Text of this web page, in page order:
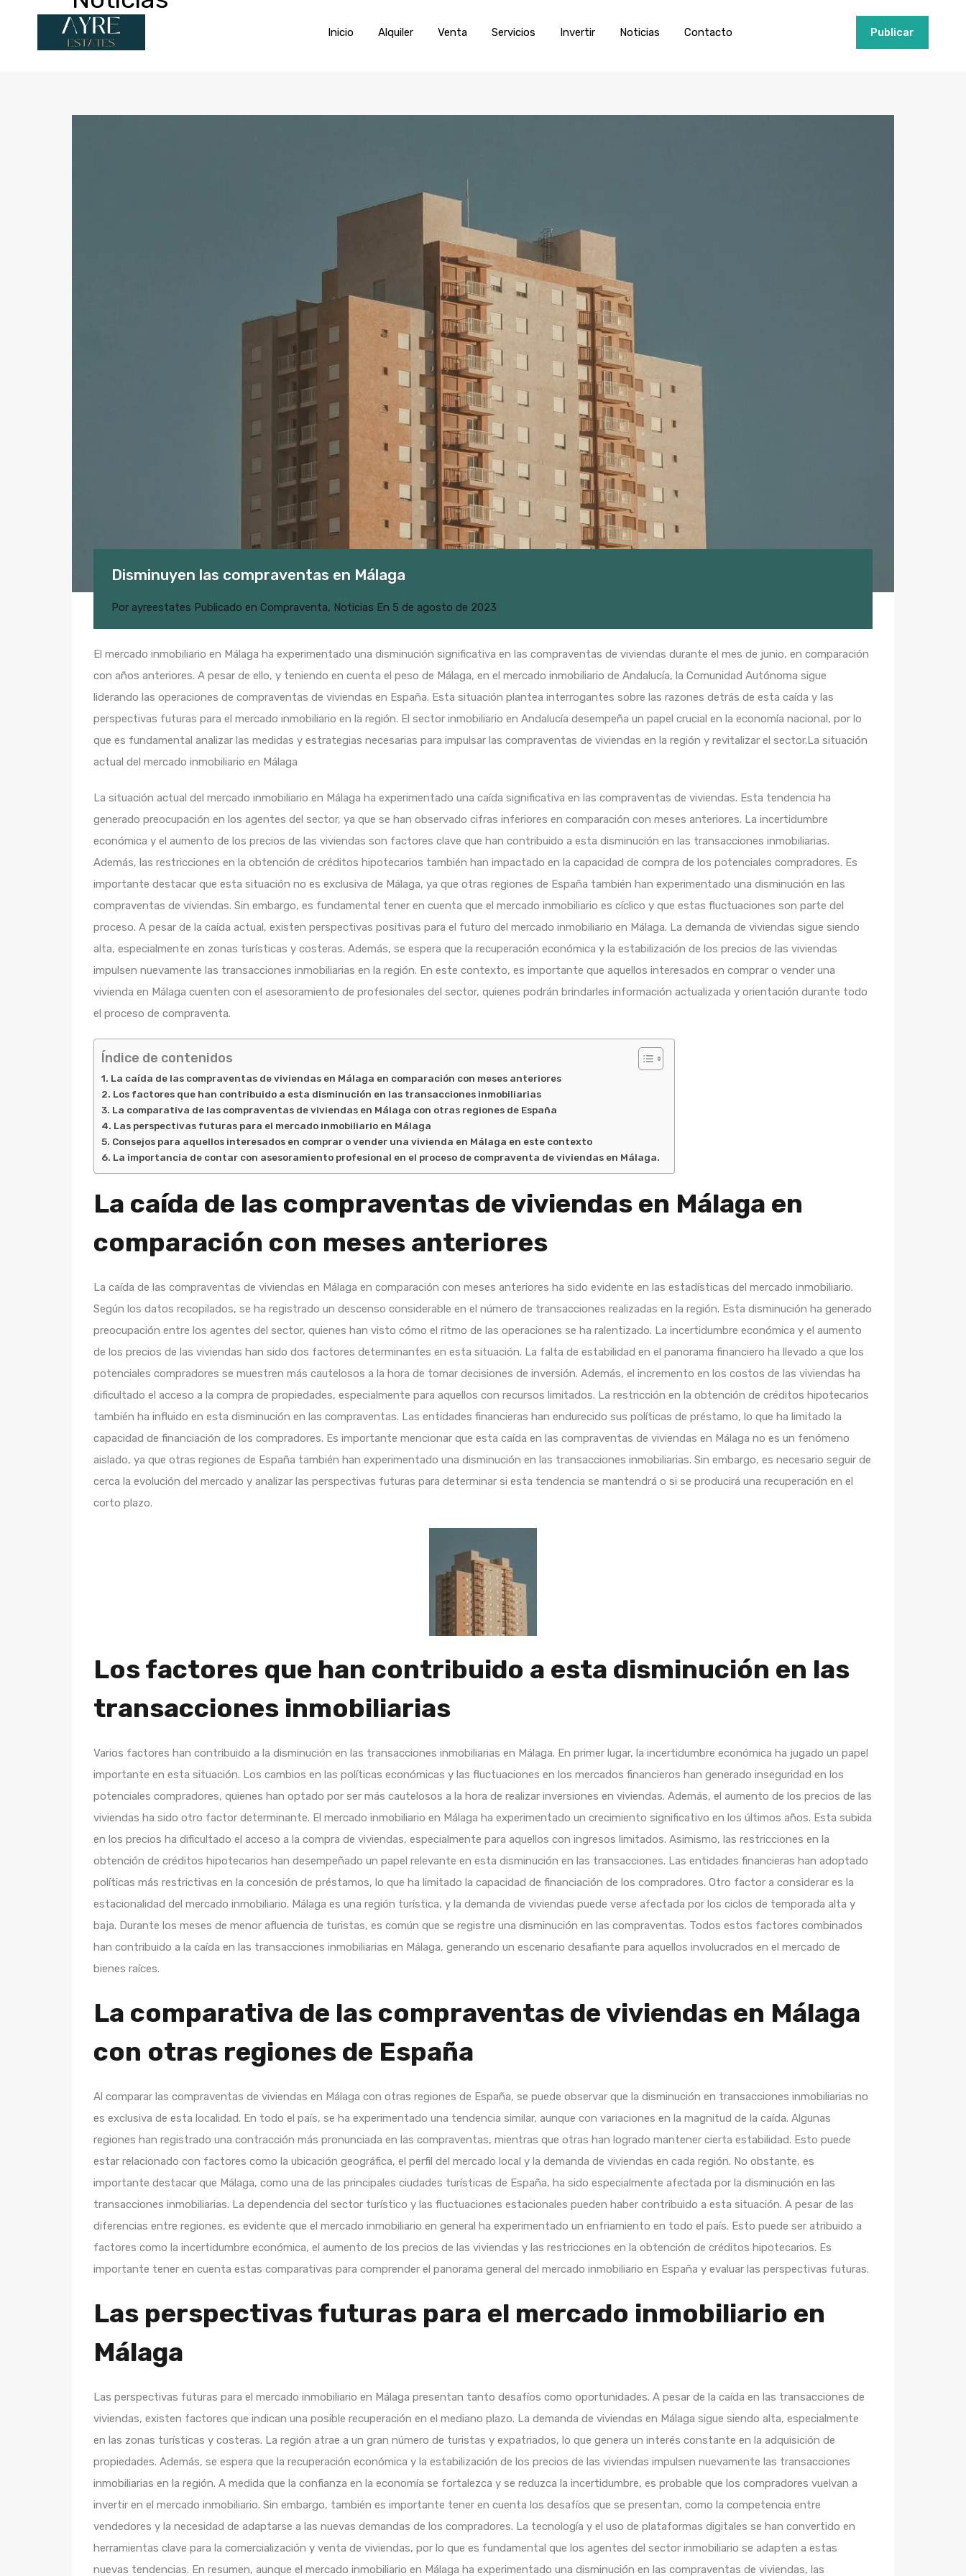
Inicio Alquiler Venta Servicios Invertir Publicar
Inicio Alquiler Venta Servicios Invertir Noticias Contacto Publicar
Disminuyen las compraventas en Málaga
Por ayreestates Publicado en Compraventa, Noticias En 5 de agosto de 2023
El mercado inmobiliario en Málaga ha experimentado una disminución significativa en las compraventas de viviendas durante el mes de junio, en comparación
con años anteriores. A pesar de ello, y teniendo en cuenta el peso de Málaga, en el mercado inmobiliario de Andalucía, la Comunidad Autónoma sigue
liderando las operaciones de compraventas de viviendas en España. Esta situación plantea interrogantes sobre las razones detrás de esta caída y las
perspectivas futuras para el mercado inmobiliario en la región. El sector inmobiliario en Andalucía desempeña un papel crucial en la economía nacional, por lo
que es fundamental analizar las medidas y estrategias necesarias para impulsar las compraventas de viviendas en la región y revitalizar el sector.La situación
actual del mercado inmobiliario en Málaga
La situación actual del mercado inmobiliario en Málaga ha experimentado una caída significativa en las compraventas de viviendas. Esta tendencia ha
generado preocupación en los agentes del sector, ya que se han observado cifras inferiores en comparación con meses anteriores. La incertidumbre
económica y el aumento de los precios de las viviendas son factores clave que han contribuido a esta disminución en las transacciones inmobiliarias.
Además, las restricciones en la obtención de créditos hipotecarios también han impactado en la capacidad de compra de los potenciales compradores. Es
importante destacar que esta situación no es exclusiva de Málaga, ya que otras regiones de España también han experimentado una disminución en las
compraventas de viviendas. Sin embargo, es fundamental tener en cuenta que el mercado inmobiliario es cíclico y que estas fluctuaciones son parte del
proceso. A pesar de la caída actual, existen perspectivas positivas para el futuro del mercado inmobiliario en Málaga. La demanda de viviendas sigue siendo
alta, especialmente en zonas turísticas y costeras. Además, se espera que la recuperación económica y la estabilización de los precios de las viviendas
impulsen nuevamente las transacciones inmobiliarias en la región. En este contexto, es importante que aquellos interesados en comprar o vender una
vivienda en Málaga cuenten con el asesoramiento de profesionales del sector, quienes podrán brindarles información actualizada y orientación durante todo
el proceso de compraventa.
Índice de contenidos
La caída de las compraventas de viviendas en Málaga en comparación con meses anteriores
Los factores que han contribuido a esta disminución en las transacciones inmobiliarias
La comparativa de las compraventas de viviendas en Málaga con otras regiones de España
Las perspectivas futuras para el mercado inmobiliario en Málaga
Consejos para aquellos interesados en comprar o vender una vivienda en Málaga en este contexto
La importancia de contar con asesoramiento profesional en el proceso de compraventa de viviendas en Málaga.
La caída de las compraventas de viviendas en Málaga en
comparación con meses anteriores
La caída de las compraventas de viviendas en Málaga en comparación con meses anteriores ha sido evidente en las estadísticas del mercado inmobiliario.
Según los datos recopilados, se ha registrado un descenso considerable en el número de transacciones realizadas en la región. Esta disminución ha generado
preocupación entre los agentes del sector, quienes han visto cómo el ritmo de las operaciones se ha ralentizado. La incertidumbre económica y el aumento
de los precios de las viviendas han sido dos factores determinantes en esta situación. La falta de estabilidad en el panorama financiero ha llevado a que los
potenciales compradores se muestren más cautelosos a la hora de tomar decisiones de inversión. Además, el incremento en los costos de las viviendas ha
dificultado el acceso a la compra de propiedades, especialmente para aquellos con recursos limitados. La restricción en la obtención de créditos hipotecarios
también ha influido en esta disminución en las compraventas. Las entidades financieras han endurecido sus políticas de préstamo, lo que ha limitado la
capacidad de financiación de los compradores. Es importante mencionar que esta caída en las compraventas de viviendas en Málaga no es un fenómeno
aislado, ya que otras regiones de España también han experimentado una disminución en las transacciones inmobiliarias. Sin embargo, es necesario seguir de
cerca la evolución del mercado y analizar las perspectivas futuras para determinar si esta tendencia se mantendrá o si se producirá una recuperación en el
corto plazo.
Los factores que han contribuido a esta disminución en las
transacciones inmobiliarias
Varios factores han contribuido a la disminución en las transacciones inmobiliarias en Málaga. En primer lugar, la incertidumbre económica ha jugado un papel
importante en esta situación. Los cambios en las políticas económicas y las fluctuaciones en los mercados financieros han generado inseguridad en los
potenciales compradores, quienes han optado por ser más cautelosos a la hora de realizar inversiones en viviendas. Además, el aumento de los precios de las
viviendas ha sido otro factor determinante. El mercado inmobiliario en Málaga ha experimentado un crecimiento significativo en los últimos años. Esta subida
en los precios ha dificultado el acceso a la compra de viviendas, especialmente para aquellos con ingresos limitados. Asimismo, las restricciones en la
obtención de créditos hipotecarios han desempeñado un papel relevante en esta disminución en las transacciones. Las entidades financieras han adoptado
políticas más restrictivas en la concesión de préstamos, lo que ha limitado la capacidad de financiación de los compradores. Otro factor a considerar es la
estacionalidad del mercado inmobiliario. Málaga es una región turística, y la demanda de viviendas puede verse afectada por los ciclos de temporada alta y
baja. Durante los meses de menor afluencia de turistas, es común que se registre una disminución en las compraventas. Todos estos factores combinados
han contribuido a la caída en las transacciones inmobiliarias en Málaga, generando un escenario desafiante para aquellos involucrados en el mercado de
bienes raíces.
La comparativa de las compraventas de viviendas en Málaga
con otras regiones de España
Al comparar las compraventas de viviendas en Málaga con otras regiones de España, se puede observar que la disminución en transacciones inmobiliarias no
es exclusiva de esta localidad. En todo el país, se ha experimentado una tendencia similar, aunque con variaciones en la magnitud de la caída. Algunas
regiones han registrado una contracción más pronunciada en las compraventas, mientras que otras han logrado mantener cierta estabilidad. Esto puede
estar relacionado con factores como la ubicación geográfica, el perfil del mercado local y la demanda de viviendas en cada región. No obstante, es
importante destacar que Málaga, como una de las principales ciudades turísticas de España, ha sido especialmente afectada por la disminución en las
transacciones inmobiliarias. La dependencia del sector turístico y las fluctuaciones estacionales pueden haber contribuido a esta situación. A pesar de las
diferencias entre regiones, es evidente que el mercado inmobiliario en general ha experimentado un enfriamiento en todo el país. Esto puede ser atribuido a
factores como la incertidumbre económica, el aumento de los precios de las viviendas y las restricciones en la obtención de créditos hipotecarios. Es
importante tener en cuenta estas comparativas para comprender el panorama general del mercado inmobiliario en España y evaluar las perspectivas futuras.
Las perspectivas futuras para el mercado inmobiliario en
Málaga
Las perspectivas futuras para el mercado inmobiliario en Málaga presentan tanto desafíos como oportunidades. A pesar de la caída en las transacciones de
viviendas, existen factores que indican una posible recuperación en el mediano plazo. La demanda de viviendas en Málaga sigue siendo alta, especialmente
en las zonas turísticas y costeras. La región atrae a un gran número de turistas y expatriados, lo que genera un interés constante en la adquisición de
propiedades. Además, se espera que la recuperación económica y la estabilización de los precios de las viviendas impulsen nuevamente las transacciones
inmobiliarias en la región. A medida que la confianza en la economía se fortalezca y se reduzca la incertidumbre, es probable que los compradores vuelvan a
invertir en el mercado inmobiliario. Sin embargo, también es importante tener en cuenta los desafíos que se presentan, como la competencia entre
vendedores y la necesidad de adaptarse a las nuevas demandas de los compradores. La tecnología y el uso de plataformas digitales se han convertido en
herramientas clave para la comercialización y venta de viviendas, por lo que es fundamental que los agentes del sector inmobiliario se adapten a estas
nuevas tendencias. En resumen, aunque el mercado inmobiliario en Málaga ha experimentado una disminución en las compraventas de viviendas, las